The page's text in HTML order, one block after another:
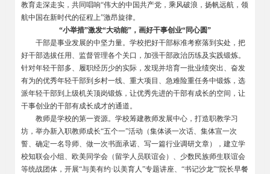
教育走深走实，共同唱响“伟大的中国共产党，乘风破浪，扬帆远航，领
航中国在新时代的征程上”激昂旋律。
“小举措”激发“大动能”，画好干事创业“同心圆”
干部是事业发展的中坚力量。学校把好干部标准考察落到实处，把
好干部选拔任用、监督管理各个关口，加强干部政治历练及实践锻炼。
针对年轻干部多、履职经历少的实际，发现并培育一批业绩突出、奋发
有为的优秀年轻干部到乡村一线、重大项目、急难险重任务中锻炼，选
派年轻干部到上级机关顶岗锻炼，让优秀先进的干部有成长的空间，让
干事创业的干部有成长成才的通道。
教师是学校的第一资源。学校筹建教师发展中心，打造职教学习
坊，举办新入职教师成长“五个一”活动（集体谈一次话、集体宣一次
誓、确定一名导师、做一次书面承诺、写一篇行业调研文章），建立学
校知联会小组、欧美同学会（留学人员联谊会）、少数民族师生联谊会
等统战团体，开展“与美有约·以美育人”专题讲座、“书记沙龙”“院长早餐